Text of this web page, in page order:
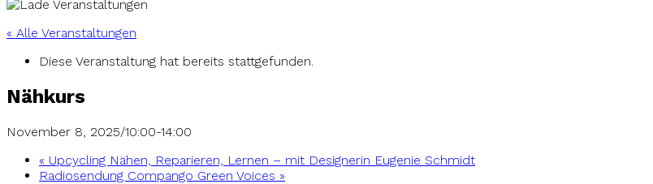
« Alle Veranstaltungen
Diese Veranstaltung hat bereits stattgefunden.
Nähkurs
November 8, 2025/10:00-14:00
« Upcycling Nähen, Reparieren, Lernen – mit Designerin Eugenie Schmidt
Radiosendung Compango Green Voices »